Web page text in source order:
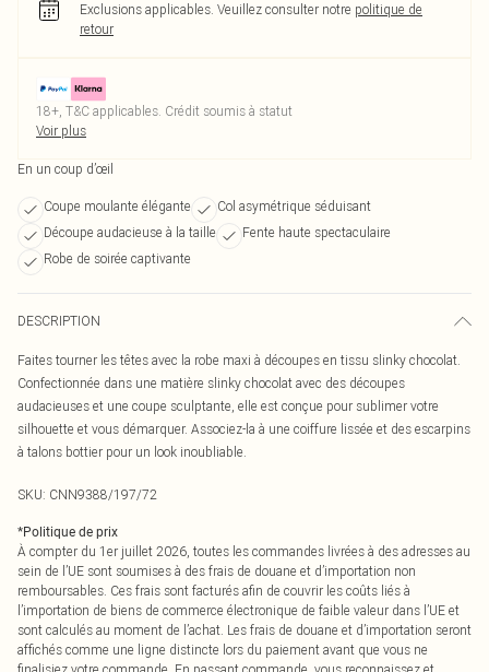
Exclusions applicables. Veuillez consulter notre politique de
retour
18+, T&C applicables. Crédit soumis à statut
Voir plus
En un coup d’œil
Coupe moulante élégante
Col asymétrique séduisant
Découpe audacieuse à la taille
Fente haute spectaculaire
Robe de soirée captivante
DESCRIPTION
Faites tourner les têtes avec la robe maxi à découpes en tissu slinky chocolat.
Confectionnée dans une matière slinky chocolat avec des découpes
audacieuses et une coupe sculptante, elle est conçue pour sublimer votre
silhouette et vous démarquer. Associez-la à une coiffure lissée et des escarpins
à talons bottier pour un look inoubliable.
SKU: CNN9388/197/72
*Politique de prix
À compter du 1er juillet 2026, toutes les commandes livrées à des adresses au
sein de l’UE sont soumises à des frais de douane et d’importation non
remboursables. Ces frais sont facturés afin de couvrir les coûts liés à
l’importation de biens de commerce électronique de faible valeur dans l’UE et
sont calculés au moment de l’achat. Les frais de douane et d’importation seront
affichés comme une ligne distincte lors du paiement avant que vous ne